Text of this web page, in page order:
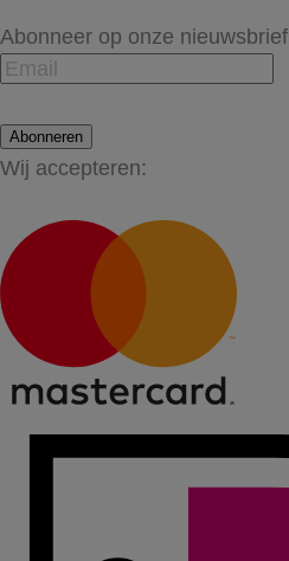
Abonneer op onze nieuwsbrief
Abonneren
Wij accepteren: